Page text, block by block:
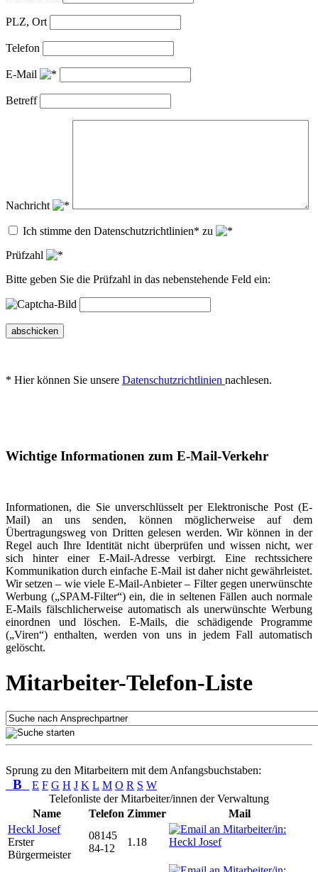
PLZ, Ort
Telefon
E-Mail
Betreff
Nachricht
Ich stimme den Datenschutzrichtlinien* zu
Prüfzahl
Bitte geben Sie die Prüfzahl in das nebenstehende Feld ein:
abschicken
* Hier können Sie unsere Datenschutzrichtlinien nachlesen.
Wichtige Informationen zum E-Mail-Verkehr
Informationen, die Sie unverschlüsselt per Elektronische Post (E-
Mail) an uns senden, können möglicherweise auf dem
Übertragungsweg von Dritten gelesen werden. Wir können in der
Regel auch Ihre Identität nicht überprüfen und wissen nicht, wer
sich hinter einer E-Mail-Adresse verbirgt. Eine rechtssichere
Kommunikation durch einfache E-Mail ist daher nicht gewährleistet.
Wir setzen – wie viele E-Mail-Anbieter – Filter gegen unerwünschte
Werbung („SPAM-Filter“) ein, die in seltenen Fällen auch normale
E-Mails fälschlicherweise automatisch als unerwünschte Werbung
einordnen und löschen. E-Mails, die schädigende Programme
(„Viren“) enthalten, werden von uns in jedem Fall automatisch
gelöscht.
Mitarbeiter-Telefon-Liste
Sprung zu den Mitarbeitern mit dem Anfangsbuchstaben:
B E F G H J K L M O R S W
Telefonliste der Mitarbeiter/innen der Verwaltung
Name
Telefon Zimmer
Mail
Heckl Josef
Erster
Bürgermeister
08145
84-12
1.18